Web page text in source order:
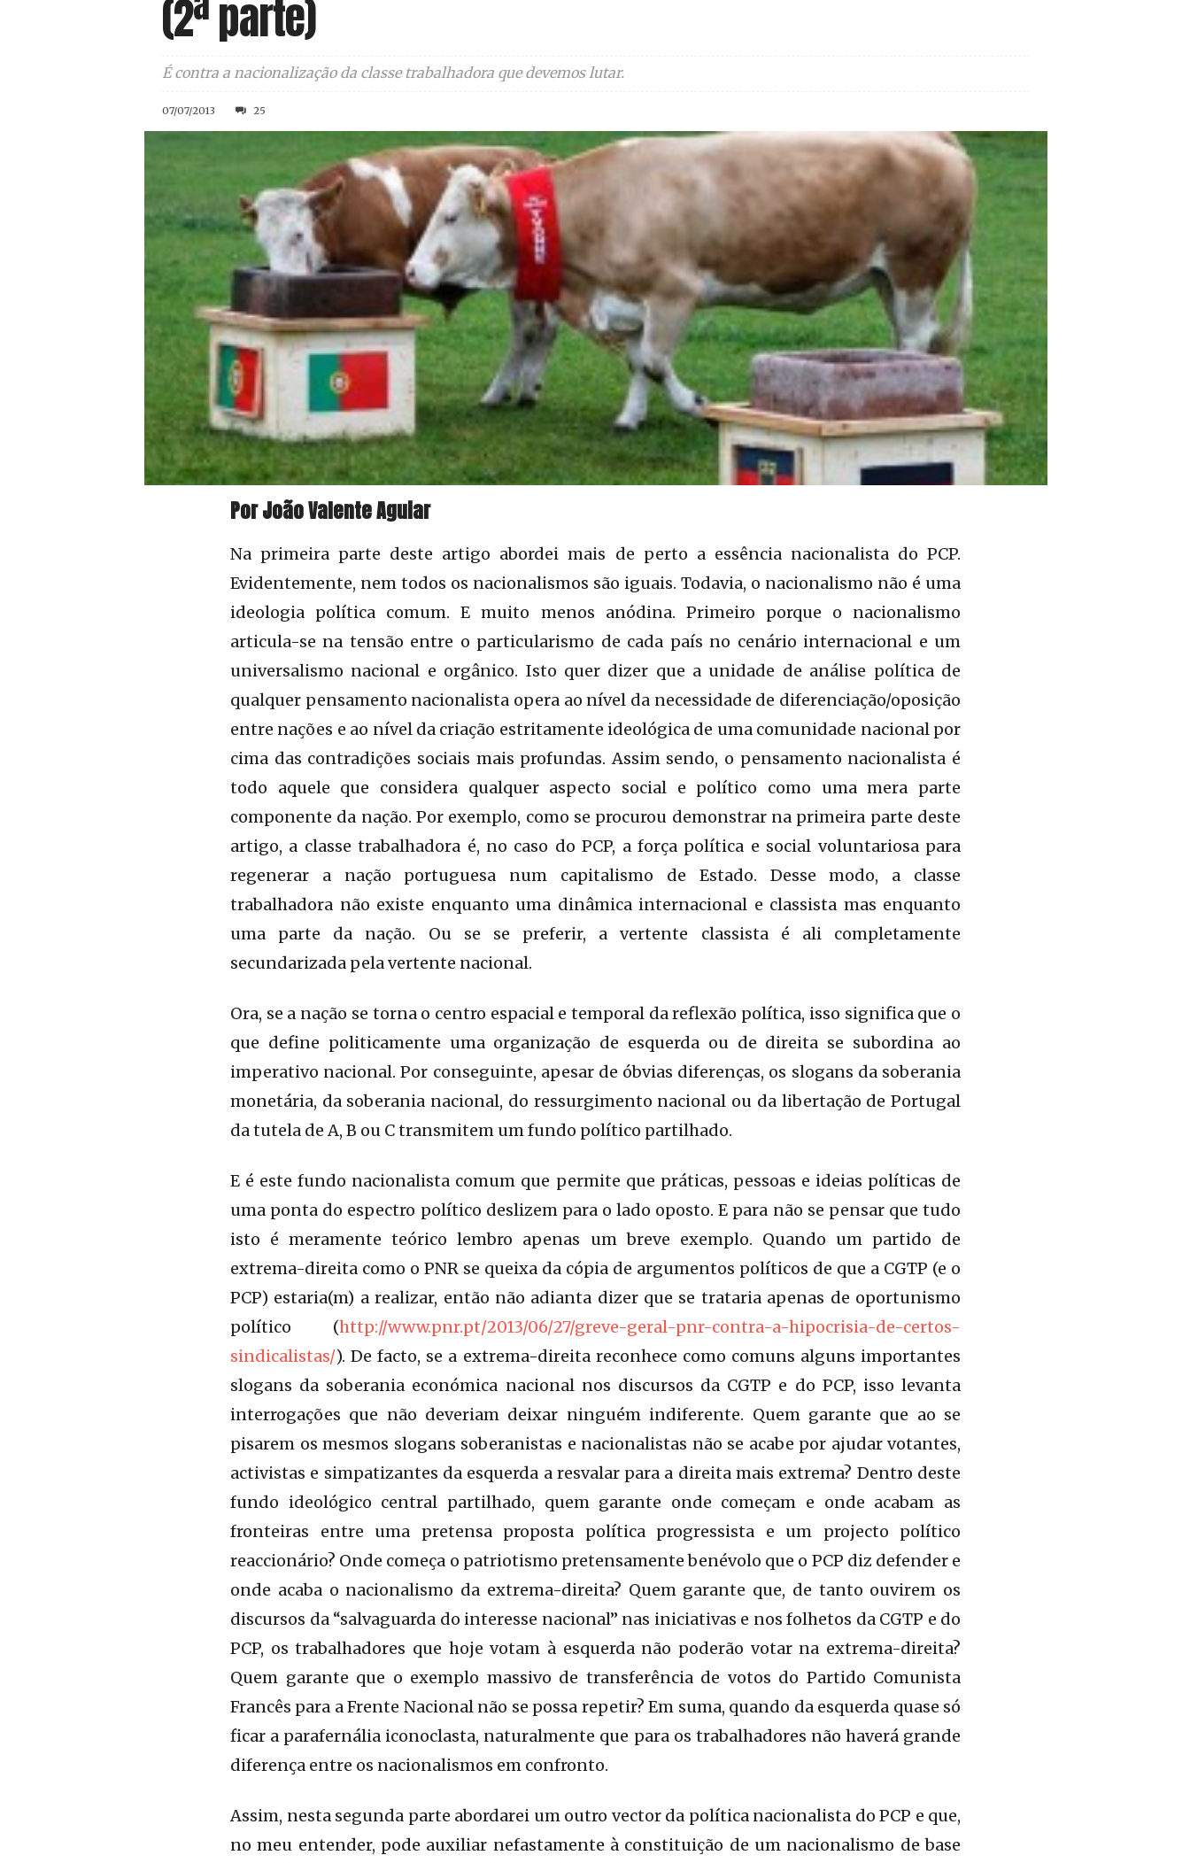
(2ª parte)
É contra a nacionalização da classe trabalhadora que devemos lutar.
07/07/2013 25
Por João Valente Aguiar
Na primeira parte deste artigo abordei mais de perto a essência nacionalista do PCP.
Evidentemente, nem todos os nacionalismos são iguais. Todavia, o nacionalismo não é uma
ideologia política comum. E muito menos anódina. Primeiro porque o nacionalismo
articula-se na tensão entre o particularismo de cada país no cenário internacional e um
universalismo nacional e orgânico. Isto quer dizer que a unidade de análise política de
qualquer pensamento nacionalista opera ao nível da necessidade de diferenciação/oposição
entre nações e ao nível da criação estritamente ideológica de uma comunidade nacional por
cima das contradições sociais mais profundas. Assim sendo, o pensamento nacionalista é
todo aquele que considera qualquer aspecto social e político como uma mera parte
componente da nação. Por exemplo, como se procurou demonstrar na primeira parte deste
artigo, a classe trabalhadora é, no caso do PCP, a força política e social voluntariosa para
regenerar a nação portuguesa num capitalismo de Estado. Desse modo, a classe
trabalhadora não existe enquanto uma dinâmica internacional e classista mas enquanto
uma parte da nação. Ou se se preferir, a vertente classista é ali completamente
secundarizada pela vertente nacional.
Ora, se a nação se torna o centro espacial e temporal da reflexão política, isso significa que o
que define politicamente uma organização de esquerda ou de direita se subordina ao
imperativo nacional. Por conseguinte, apesar de óbvias diferenças, os slogans da soberania
monetária, da soberania nacional, do ressurgimento nacional ou da libertação de Portugal
da tutela de A, B ou C transmitem um fundo político partilhado.
E é este fundo nacionalista comum que permite que práticas, pessoas e ideias políticas de
uma ponta do espectro político deslizem para o lado oposto. E para não se pensar que tudo
isto é meramente teórico lembro apenas um breve exemplo. Quando um partido de
extrema-direita como o PNR se queixa da cópia de argumentos políticos de que a CGTP (e o
PCP) estaria(m) a realizar, então não adianta dizer que se trataria apenas de oportunismo
político (http://www.pnr.pt/2013/06/27/greve-geral-pnr-contra-a-hipocrisia-de-certos-
sindicalistas/). De facto, se a extrema-direita reconhece como comuns alguns importantes
slogans da soberania económica nacional nos discursos da CGTP e do PCP, isso levanta
interrogações que não deveriam deixar ninguém indiferente. Quem garante que ao se
pisarem os mesmos slogans soberanistas e nacionalistas não se acabe por ajudar votantes,
activistas e simpatizantes da esquerda a resvalar para a direita mais extrema? Dentro deste
fundo ideológico central partilhado, quem garante onde começam e onde acabam as
fronteiras entre uma pretensa proposta política progressista e um projecto político
reaccionário? Onde começa o patriotismo pretensamente benévolo que o PCP diz defender e
onde acaba o nacionalismo da extrema-direita? Quem garante que, de tanto ouvirem os
discursos da “salvaguarda do interesse nacional” nas iniciativas e nos folhetos da CGTP e do
PCP, os trabalhadores que hoje votam à esquerda não poderão votar na extrema-direita?
Quem garante que o exemplo massivo de transferência de votos do Partido Comunista
Francês para a Frente Nacional não se possa repetir? Em suma, quando da esquerda quase só
ficar a parafernália iconoclasta, naturalmente que para os trabalhadores não haverá grande
diferença entre os nacionalismos em confronto.
Assim, nesta segunda parte abordarei um outro vector da política nacionalista do PCP e que,
no meu entender, pode auxiliar nefastamente à constituição de um nacionalismo de base